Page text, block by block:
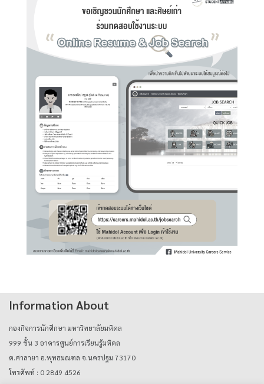
Information About
กองกิจการนักศึกษา มหาวิทยาลัยมหิดล
999 ชั้น 3 อาคารศูนย์การเรียนรู้มหิดล
ต.ศาลายา อ.พุทธมณฑล จ.นครปฐม 73170
โทรศัพท์ : 0 2849 4526